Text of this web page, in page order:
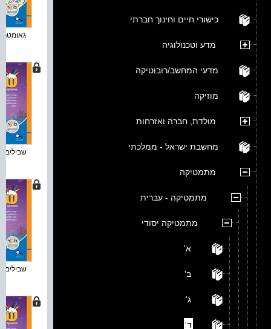
כישורי חיים וחינוך חברתי
מדע וטכנולוגיה
מדעי המחשב/רובוטיקה
מוזיקה
מולדת, חברה ואזרחות
מחשבת ישראל - ממלכתי
מתמטיקה
מתמטיקה - עברית
מתמטיקה יסודי
א'
ב'
ג'
ד'
שבילים
שבילים